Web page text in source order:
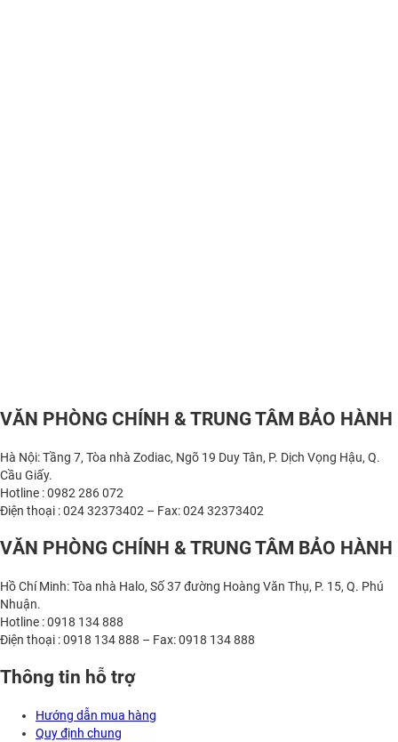
VĂN PHÒNG CHÍNH & TRUNG TÂM BẢO HÀNH
Hà Nội: Tầng 7, Tòa nhà Zodiac, Ngõ 19 Duy Tân, P. Dịch Vọng Hậu, Q.
Cầu Giấy.
Hotline : 0982 286 072
Điện thoại : 024 32373402 – Fax: 024 32373402
VĂN PHÒNG CHÍNH & TRUNG TÂM BẢO HÀNH
Hồ Chí Minh: Tòa nhà Halo, Số 37 đường Hoàng Văn Thụ, P. 15, Q. Phú
Nhuận.
Hotline : 0918 134 888
Điện thoại : 0918 134 888 – Fax: 0918 134 888
Thông tin hỗ trợ
Hướng dẫn mua hàng
Quy định chung